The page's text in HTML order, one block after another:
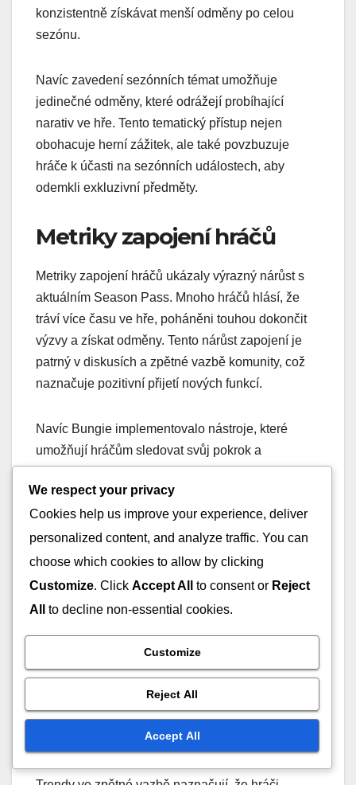
konzistentně získávat menší odměny po celou
sezónu.
Navíc zavedení sezónních témat umožňuje
jedinečné odměny, které odrážejí probíhající
narativ ve hře. Tento tematický přístup nejen
obohacuje herní zážitek, ale také povzbuzuje
hráče k účasti na sezónních událostech, aby
odemkli exkluzivní předměty.
Metriky zapojení hráčů
Metriky zapojení hráčů ukázaly výrazný nárůst s
aktuálním Season Pass. Mnoho hráčů hlásí, že
tráví více času ve hře, poháněni touhou dokončit
výzvy a získat odměny. Tento nárůst zapojení je
patrný v diskusích a zpětné vazbě komunity, což
naznačuje pozitivní přijetí nových funkcí.
Navíc Bungie implementovalo nástroje, které
umožňují hráčům sledovat svůj pokrok a
podporuje pocit komunity a soutěživosti, motivující
hráče, aby zůstali aktivní po celou sezónu.
Trendy zpětné vazby
komunity
formování aktuálního Season Pass. Hráči vyjádřili
své preference pro více zapojující obsah a jasnější
systémy sledování, což vedlo k vylepšením, která
vidíme dnes. Tato reakce na vstupy hráčů pomohla
vybudovat důvěru a loajalitu v rámci komunity.
We respect your privacy
Cookies help us improve your experience, deliver
personalized content, and analyze traffic. You can
choose which cookies to allow by clicking
Customize. Click Accept All to consent or Reject
All
to decline non-essential cookies.
Customize
Reject All
Accept All